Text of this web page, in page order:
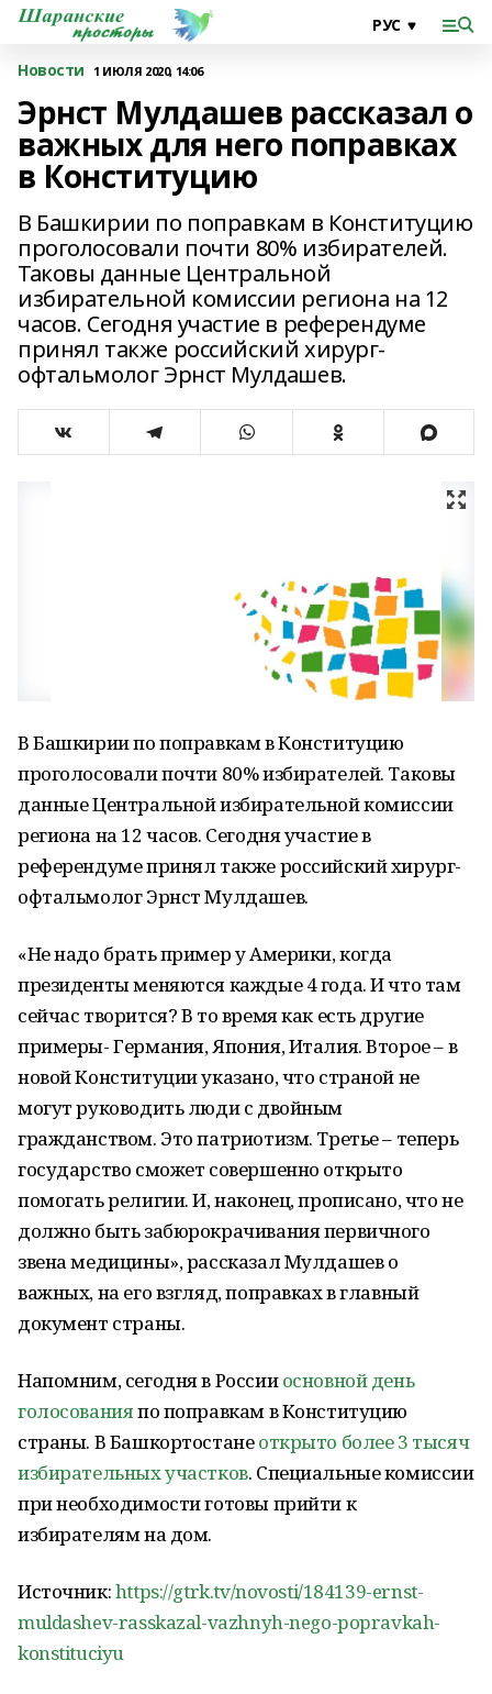
Новости 1 ИЮЛЯ 2020, 14:06
Эрнст Мулдашев рассказал о
важных для него поправках
в Конституцию
В Башкирии по поправкам в Конституцию
проголосовали почти 80% избирателей.
Таковы данные Центральной
избирательной комиссии региона на 12
часов. Сегодня участие в референдуме
принял также российский хирург-
офтальмолог Эрнст Мулдашев.
В Башкирии по поправкам в Конституцию
проголосовали почти 80% избирателей. Таковы
данные Центральной избирательной комиссии
региона на 12 часов. Сегодня участие в
референдуме принял также российский хирург-
офтальмолог Эрнст Мулдашев.
«Не надо брать пример у Америки, когда
президенты меняются каждые 4 года. И что там
сейчас творится? В то время как есть другие
примеры- Германия, Япония, Италия. Второе – в
новой Конституции указано, что страной не
могут руководить люди с двойным
гражданством. Это патриотизм. Третье – теперь
государство сможет совершенно открыто
помогать религии. И, наконец, прописано, что не
должно быть забюрокрачивания первичного
звена медицины», рассказал Мулдашев о
важных, на его взгляд, поправках в главный
документ страны.
Напомним, сегодня в Россииосновной день
голосованияпо поправкам в Конституцию
страны. В Башкортостанеоткрыто более 3 тысяч
избирательных участков. Специальные комиссии
при необходимости готовы прийти к
избирателям на дом.
Источник:https://gtrk.tv/novosti/184139-ernst-
muldashev-rasskazal-vazhnyh-nego-popravkah-
konstituciyu